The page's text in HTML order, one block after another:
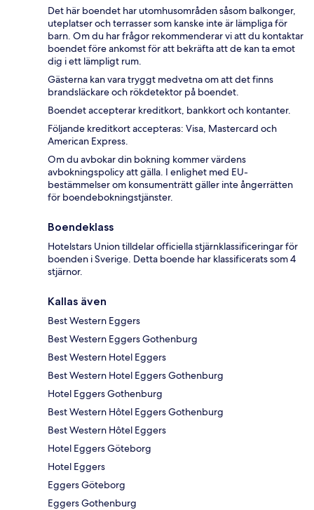
Det här boendet har utomhusområden såsom balkonger,
uteplatser och terrasser som kanske inte är lämpliga för
barn. Om du har frågor rekommenderar vi att du kontaktar
boendet före ankomst för att bekräfta att de kan ta emot
dig i ett lämpligt rum.
Gästerna kan vara tryggt medvetna om att det finns
brandsläckare och rökdetektor på boendet.
Boendet accepterar kreditkort, bankkort och kontanter.
Följande kreditkort accepteras: Visa, Mastercard och
American Express.
Om du avbokar din bokning kommer värdens
avbokningspolicy att gälla. I enlighet med EU-
bestämmelser om konsumenträtt gäller inte ångerrätten
för boendebokningstjänster.
Boendeklass
Hotelstars Union tilldelar officiella stjärnklassificeringar för
boenden i Sverige. Detta boende har klassificerats som 4
stjärnor.
Kallas även
Best Western Eggers
Best Western Eggers Gothenburg
Best Western Hotel Eggers
Best Western Hotel Eggers Gothenburg
Hotel Eggers Gothenburg
Best Western Hôtel Eggers Gothenburg
Best Western Hôtel Eggers
Hotel Eggers Göteborg
Hotel Eggers
Eggers Göteborg
Eggers Gothenburg